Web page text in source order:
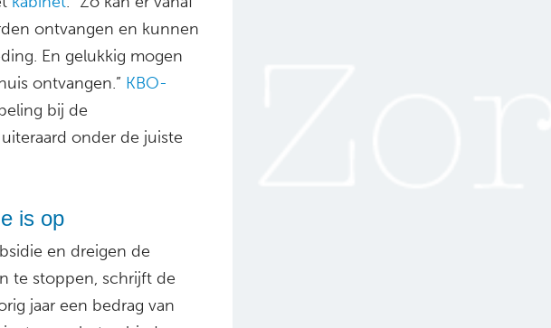
ontvangen en kunnen
En gelukkig mogen
ontvangen.” KBO-
bij de
onder de juiste
is op
en dreigen de
te stoppen, schrijft de
jaar een bedrag van